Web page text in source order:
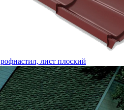
лист плоский